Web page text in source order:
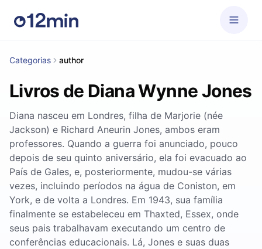
Categorias author
Livros de Diana Wynne Jones
Diana nasceu em Londres, filha de Marjorie (née
Jackson) e Richard Aneurin Jones, ambos eram
professores. Quando a guerra foi anunciado, pouco
depois de seu quinto aniversário, ela foi evacuado ao
País de Gales, e, posteriormente, mudou-se várias
vezes, incluindo períodos na água de Coniston, em
York, e de volta a Londres. Em 1943, sua família
finalmente se estabeleceu em Thaxted, Essex, onde
seus pais trabalhavam executando um centro de
conferências educacionais. Lá, Jones e suas duas